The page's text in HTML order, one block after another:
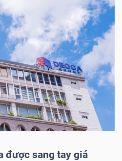
được sang tay giá